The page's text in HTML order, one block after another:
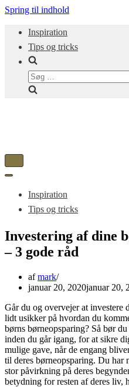
Spring til indhold
Inspiration
Tips og tricks
Søg
efter:
Tænd/sluk
Tænd/sluk
navigationInspiration
Tips og tricks
Investering af dine
– 3 gode råd
afmark
januar 20, 2020januar 20,
Går du og overvejer at investere
lidt usikker på hvordan du
børns børneopsparing? Så bør
inden du går igang, for at sikre
mulige gave, når de engang
til deres børneopsparing. Du har
stor påvirkning på deres
betydning for resten af deres liv,